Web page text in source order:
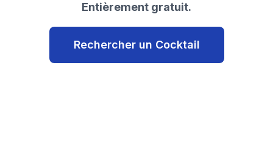
Entièrement gratuit.
Rechercher un Cocktail